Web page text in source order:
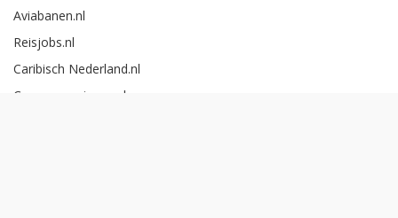
Aviabanen.nl
Reisjobs.nl
Caribisch Nederland.nl
Careerexperience.nl